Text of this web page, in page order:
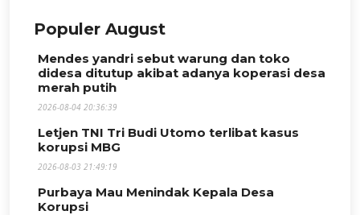
Populer August
Mendes yandri sebut warung dan toko
didesa ditutup akibat adanya koperasi desa
merah putih
2026-08-04 20:36:39
Letjen TNI Tri Budi Utomo terlibat kasus
korupsi MBG
2026-08-03 21:49:19
Purbaya Mau Menindak Kepala Desa
Korupsi